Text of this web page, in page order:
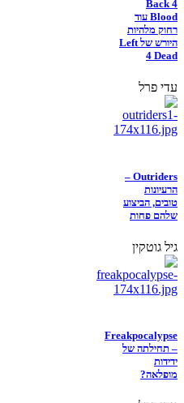
Back 4
Blood עוד
רחוק מלהיות
היורש של Left
4 Dead
עדי פרל
Outriders –
הרעיונות
טובים, הביצוע
שלהם פחות
גיל גוטקין
Freakpocalypse
– תחילתה של
ידידות
מופלאה?